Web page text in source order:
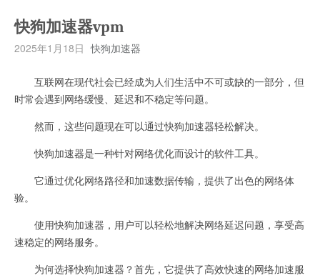
快狗加速器vpm
2025年1月18日 快狗加速器
互联网在现代社会已经成为人们生活中不可或缺的一部分，但
时常会遇到网络缓慢、延迟和不稳定等问题。
然而，这些问题现在可以通过快狗加速器轻松解决。
快狗加速器是一种针对网络优化而设计的软件工具。
它通过优化网络路径和加速数据传输，提供了出色的网络体
验。
使用快狗加速器，用户可以轻松地解决网络延迟问题，享受高
速稳定的网络服务。
为何选择快狗加速器？首先，它提供了高效快速的网络加速服